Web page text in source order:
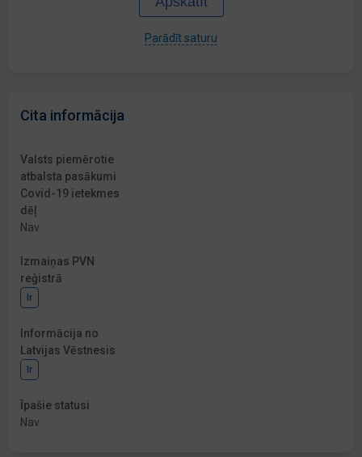
Parādīt saturu
Cita informācija
Valsts piemērotie
atbalsta pasākumi
Covid-19 ietekmes
dēļ
Nav
Izmaiņas PVN
reģistrā
Ir
Informācija no
Latvijas Vēstnesis
Ir
Īpašie statusi
Nav